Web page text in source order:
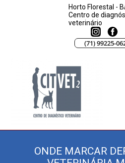
Horto Florestal -
Centro de
veterinário
(71) 99225-
ONDE MARCAR